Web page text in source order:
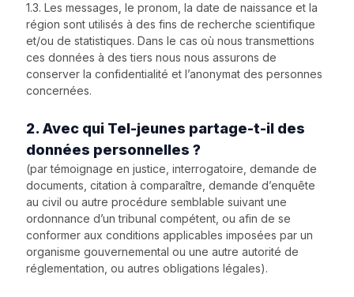
1.3. Les messages, le pronom, la date de naissance et la
région sont utilisés à des fins de recherche scientifique
et/ou de statistiques. Dans le cas où nous transmettions
ces données à des tiers nous nous assurons de
conserver la confidentialité et l’anonymat des personnes
concernées.
2. Avec qui Tel-jeunes partage-t-il des
données personnelles ?
(par témoignage en justice, interrogatoire, demande de
documents, citation à comparaître, demande d’enquête
au civil ou autre procédure semblable suivant une
ordonnance d’un tribunal compétent, ou afin de se
conformer aux conditions applicables imposées par un
organisme gouvernemental ou une autre autorité de
réglementation, ou autres obligations légales).